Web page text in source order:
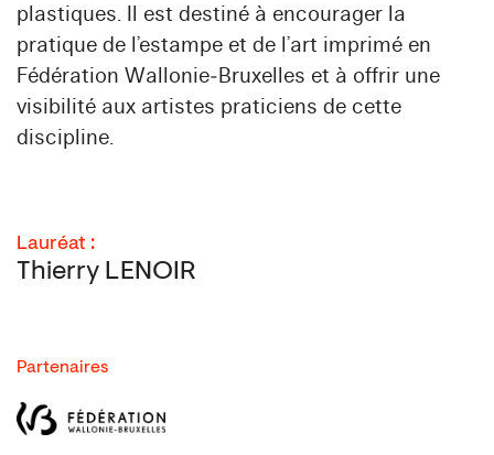
plastiques. Il est destiné à encourager la
pratique de l’estampe et de l’art imprimé en
Fédération Wallonie‑Bruxelles et à offrir une
visibilité aux artistes praticiens de cette
discipline.
Lauréat :
Thierry LENOIR
Partenaires